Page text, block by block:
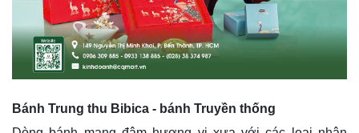
Bánh Trung thu Bibica - bánh Truyền thống